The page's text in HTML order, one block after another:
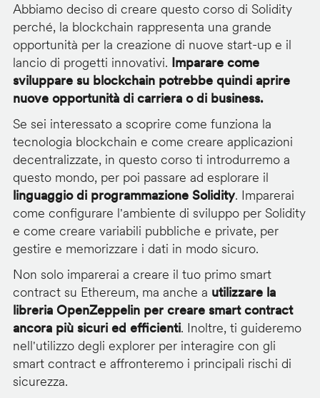
Abbiamo deciso di creare questo corso di Solidity
perché, la blockchain rappresenta una grande
opportunità per la creazione di nuove start-up e il
lancio di progetti innovativi. Imparare come
sviluppare su blockchain potrebbe quindi aprire
nuove opportunità di carriera o di business.
Se sei interessato a scoprire come funziona la
tecnologia blockchain e come creare applicazioni
decentralizzate, in questo corso ti introdurremo a
questo mondo, per poi passare ad esplorare il
linguaggio di programmazione Solidity. Imparerai
come configurare l'ambiente di sviluppo per Solidity
e come creare variabili pubbliche e private, per
gestire e memorizzare i dati in modo sicuro.
Non solo imparerai a creare il tuo primo smart
contract su Ethereum, ma anche a utilizzare la
libreria OpenZeppelin per creare smart contract
ancora più sicuri ed efficienti. Inoltre, ti guideremo
nell'utilizzo degli explorer per interagire con gli
smart contract e affronteremo i principali rischi di
sicurezza.